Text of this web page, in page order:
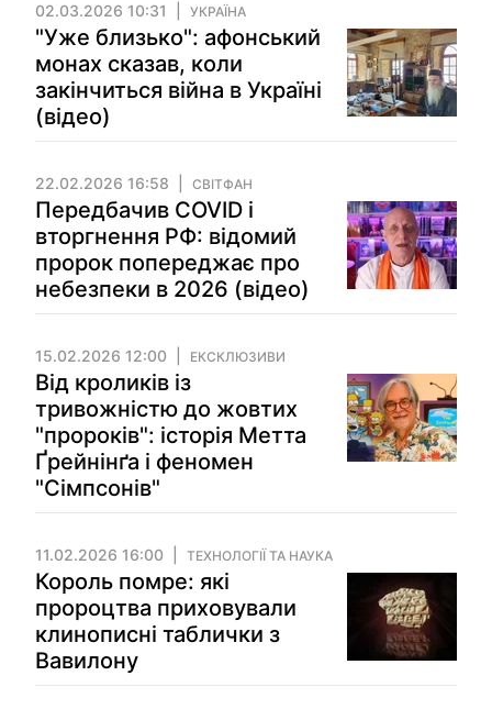
02.03.2026 10:31 УКРАЇНА
"Уже близько": афонський
монах сказав, коли
закінчиться війна в Україні
(відео)
22.02.2026 16:58 СВІТФАН
Передбачив COVID і
вторгнення РФ: відомий
пророк попереджає про
небезпеки в 2026 (відео)
15.02.2026 12:00 ЕКСКЛЮЗИВИ
Від кроликів із
тривожністю до жовтих
"пророків": історія Метта
Ґрейнінґа і феномен
"Сімпсонів"
11.02.2026 16:00 ТЕХНОЛОГІЇ ТА НАУКА
Король помре: які
пророцтва приховували
клинописні таблички з
Вавилону